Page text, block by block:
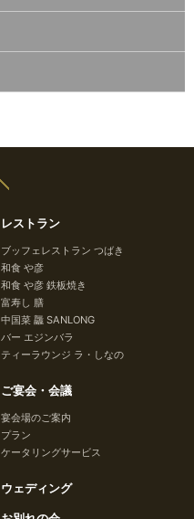
レストラン
ブッフェレストラン つばき
和食 や彦
和食 や彦 鉄板焼き
富寿し 膳
中国菜 龘 SANLONG
バー エジンバラ
ティーラウンジ ラ・しなの
ご宴会・会議
宴会場のご案内
プラン
ケータリングサービス
ウェディング